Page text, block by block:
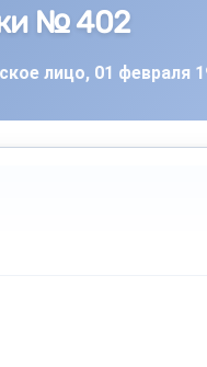
№ 402
лицо, 01 февраля